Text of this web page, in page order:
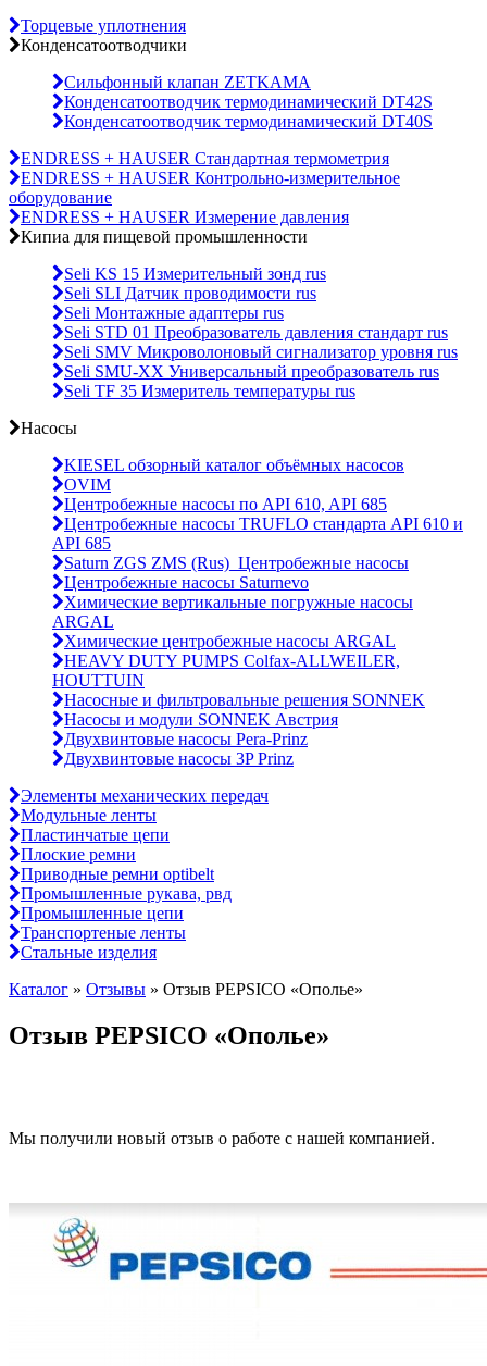
Торцевые уплотнения
Конденсатоотводчики
Сильфонный клапан ZETKAMA
Конденсатоотводчик термодинамический DT42S
Конденсатоотводчик термодинамический DT40S
ENDRESS + HAUSER Стандартная термометрия
ENDRESS + HAUSER Контрольно-измерительное
оборудование
ENDRESS + HAUSER Измерение давления
Кипиа для пищевой промышленности
Seli KS 15 Измерительный зонд rus
Seli SLI Датчик проводимости rus
Seli Монтажные адаптеры rus
Seli STD 01 Преобразователь давления стандарт rus
Seli SMV Микроволоновый сигнализатор уровня rus
Seli SMU-ХХ Универсальный преобразователь rus
Seli TF 35 Измеритель температуры rus
Насосы
KIESEL обзорный каталог объёмных насосов
OVIM
Центробежные насосы по API 610, API 685
Центробежные насосы TRUFLO стандарта API 610 и
API 685
Saturn ZGS ZMS (Rus)_Центробежные насосы
Центробежные насосы Saturnevo
Химические вертикальные погружные насосы
ARGAL
Химические центробежные насосы ARGAL
HEAVY DUTY PUMPS Colfax-ALLWEILER,
HOUTTUIN
Насосные и фильтровальные решения SONNEK
Насосы и модули SONNEK Австрия
Двухвинтовые насосы Pera-Prinz
Двухвинтовые насосы 3P Prinz
Элементы механических передач
Модульные ленты
Пластинчатые цепи
Плоские ремни
Приводные ремни optibelt
Промышленные рукава, рвд
Промышленные цепи
Транспортеные ленты
Стальные изделия
Каталог » Отзывы » Отзыв PEPSICO «Ополье»
Отзыв PEPSICO «Ополье»
Мы получили новый отзыв о работе с нашей компанией.